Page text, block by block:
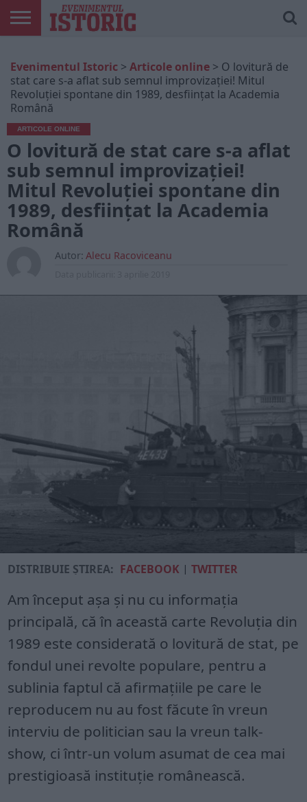
ONLINE
EDIȚII
TIPĂRITE
ISTORIC
PLAY
CONTUL
MEU
Evenimentul Istoric > Articole online > O lovitură de
stat care s-a aflat sub semnul improvizației! Mitul
Revoluției spontane din 1989, desființat la Academia
Română
ARTICOLE ONLINE
O lovitură de stat care s-a aflat
sub semnul improvizației!
Mitul Revoluției spontane din
1989, desființat la Academia
Română
Autor: Alecu Racoviceanu
DISTRIBUIE ȘTIREA: FACEBOOK |TWITTER
Am început așa și nu cu informația
principală, că în această carte Revoluția din
1989 este considerată o lovitură de stat, pe
fondul unei revolte populare, pentru a
sublinia faptul că afirmațiile pe care le
reproducem nu au fost făcute în vreun
interviu de politician sau la vreun talk-
show, ci într-un volum asumat de cea mai
prestigioasă instituție românească.